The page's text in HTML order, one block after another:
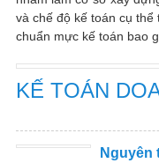
và chế độ kế toán cụ thể
chuẩn mực kế toán bao
KẾ TOÁN
Nguyên